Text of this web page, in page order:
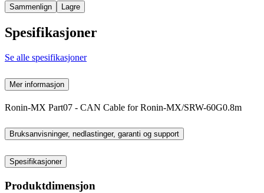
Sammenlign Lagre
Spesifikasjoner
Se alle spesifikasjoner
Mer informasjon
Ronin-MX Part07 - CAN Cable for Ronin-MX/SRW-60G0.8m
Bruksanvisninger, nedlastinger, garanti og support
Spesifikasjoner
Produktdimensjon